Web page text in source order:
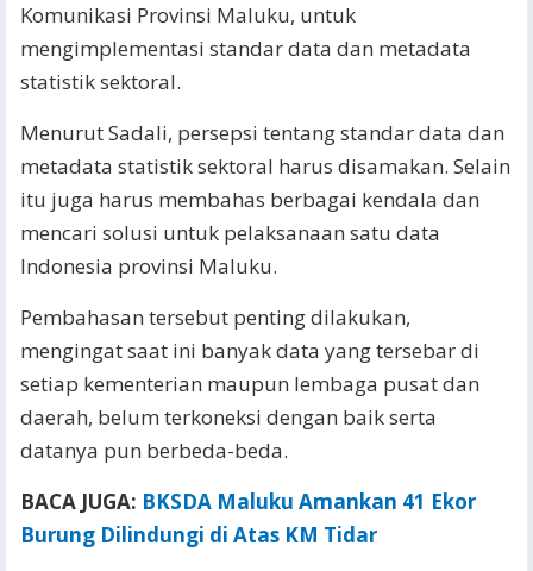
Komunikasi Provinsi Maluku, untuk
mengimplementasi standar data dan metadata
statistik sektoral.
Menurut Sadali, persepsi tentang standar data dan
metadata statistik sektoral harus disamakan. Selain
itu juga harus membahas berbagai kendala dan
mencari solusi untuk pelaksanaan satu data
Indonesia provinsi Maluku.
Pembahasan tersebut penting dilakukan,
mengingat saat ini banyak data yang tersebar di
setiap kementerian maupun lembaga pusat dan
daerah, belum terkoneksi dengan baik serta
datanya pun berbeda-beda.
BACA JUGA: BKSDA Maluku Amankan 41 Ekor
Burung Dilindungi di Atas KM Tidar